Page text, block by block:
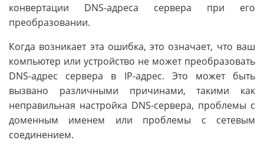
конвертации DNS-адреса сервера при его
преобразовании.
Когда возникает эта ошибка, это означает, что ваш
компьютер или устройство не может преобразовать
DNS-адрес сервера в IP-адрес. Это может быть
вызвано различными причинами, такими как
неправильная настройка DNS-сервера, проблемы с
доменным именем или проблемы с сетевым
соединением.